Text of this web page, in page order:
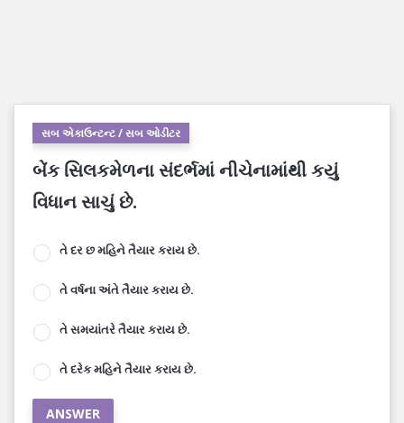
સબ એકાઉન્ટન્ટ / સબ ઓડીટર
બેંક સિલકમેળના સંદર્ભમાં નીચેનામાંથી કયું
વિધાન સાચું છે.
તે દર છ મહિને તૈયાર કરાય છે.
તે વર્ષના અંતે તૈયાર કરાય છે.
તે સમયાંતરે તૈયાર કરાય છે.
તે દરેક મહિને તૈયાર કરાય છે.
ANSWER